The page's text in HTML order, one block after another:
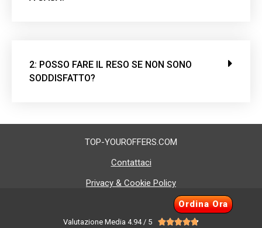
Ordina Ora
Valutazione Media 4.94 / 5 
2: POSSO FARE IL RESO SE NON SONO
SODDISFATTO?
TOP-YOUROFFERS.COM
Contattaci
Privacy & Cookie Policy